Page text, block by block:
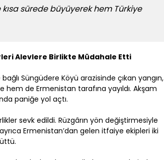
sürede büyüyerek hem Türkiye
Alevlere Birlikte Müdahale Etti
Süngüdere Köyü arazisinde çıkan yangın,
hem de Ermenistan tarafına yayıldı. Akşam
paniğe yol açtı.
sevk edildi. Rüzgârın yön değiştirmesiyle
Ermenistan’dan gelen itfaiye ekipleri iki